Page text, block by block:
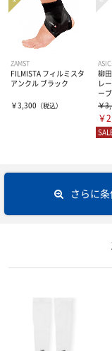
プロテイン
グッズ・アクセサリー
ひざ用サポーター
アンダーラップ
スポーツアパレル
半袖シャツ
トレーニングジャージ
ウィンドブレーカー
その他グッズ
シューレース
リストバンド・ヘア
THE PERSON SELECT
ウエイトトレーニング
バランストレーニング
ZAMST
FILMISTA フィルミスタ
アンクル ブラック
￥3,300 （税込）
柳
レ
ー
￥
￥
さらに